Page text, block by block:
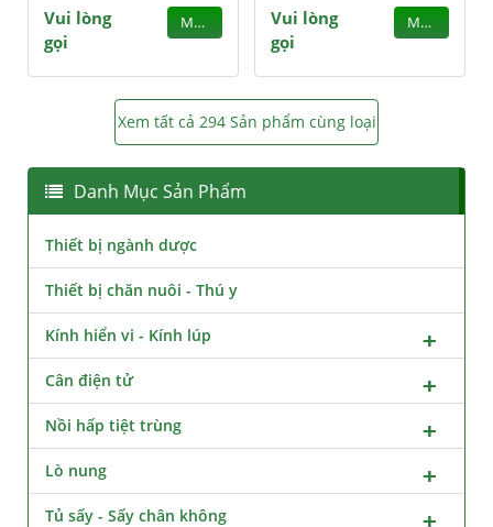
Vui lòng
gọi
MUA
Vui lòng
gọi
MUA
Xem tất cả 294 Sản phẩm cùng loại
Danh Mục Sản Phẩm
Thiết bị ngành dược
Thiết bị chăn nuôi - Thú y
Kính hiển vi - Kính lúp
Cân điện tử
Nồi hấp tiệt trùng
Lò nung
Tủ sấy - Sấy chân không